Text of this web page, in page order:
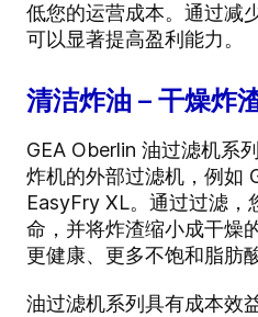
低您的运营成本。通过减
可以显著提高盈利能力。
清洁炸油 – 干燥炸
GEA Oberlin 油过滤机系
炸机的外部过滤机，例如
EasyFry XL。通过过滤，
命，并将炸渣缩小成干燥
更健康、更多不饱和脂肪
油过滤机系列具有成本效